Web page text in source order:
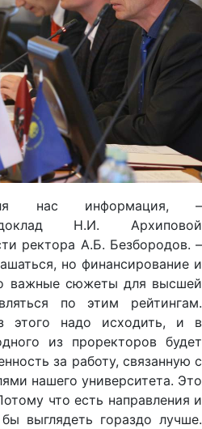
нас информация, –
доклад Н.И. Архиповой
ректора А.Б. Безбородов. –
но финансирование и
важные сюжеты для высшей
по этим рейтингам.
надо исходить, и в
из проректоров будет
за работу, связанную с
нашего университета. Это
что есть направления и
выглядеть гораздо лучше.